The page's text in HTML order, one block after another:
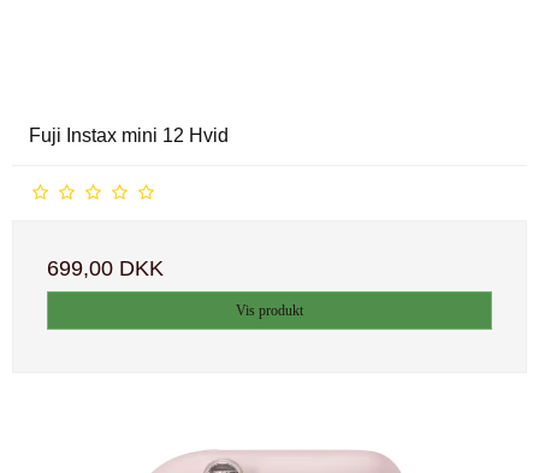
Fuji Instax mini 12 Hvid
699,00 DKK
Vis produkt